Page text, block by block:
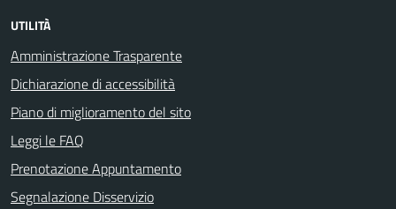
UTILITÀ
Amministrazione Trasparente
Dichiarazione di accessibilità
Piano di miglioramento del sito
Leggi le FAQ
Prenotazione Appuntamento
Segnalazione Disservizio